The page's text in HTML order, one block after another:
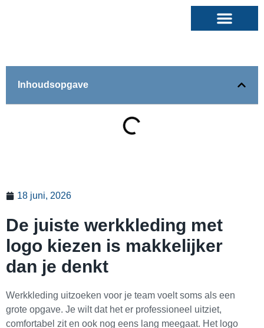
Inhoudsopgave
18 juni, 2026
De juiste werkkleding met
logo kiezen is makkelijker
dan je denkt
Werkkleding uitzoeken voor je team voelt soms als een
grote opgave. Je wilt dat het er professioneel uitziet,
comfortabel zit en ook nog eens lang meegaat. Het logo